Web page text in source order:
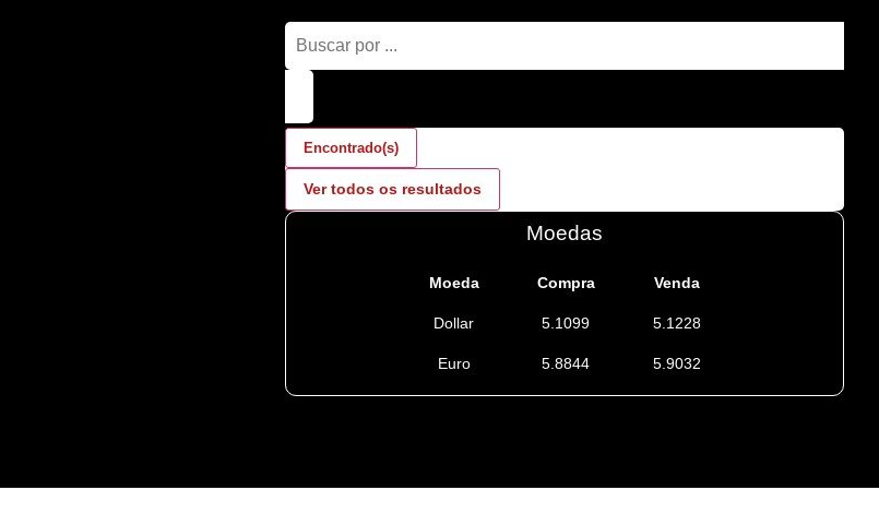
Encontrado(s)
Ver todos os resultados
Moedas
Moeda Compra Venda
Dollar 5.1099 5.1228
Euro 5.8844 5.9032